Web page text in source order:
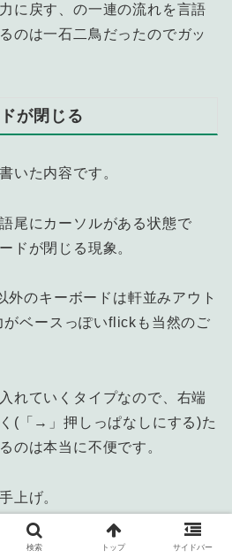
に戻す、の一連の流れを言語
のは一石二鳥だったのでガッ
が閉じる
いた内容です。
尾にカーソルがある状態で
ドが閉じる現象。
外のキーボードは軒並みアウト
ベースっぽいflickも当然のご
れていくタイプなので、右端
(「→」押しっぱなしにする)た
のは本当に不便です。
上げ。
かGoogleアカウントが必
検索 トップ サイドバー